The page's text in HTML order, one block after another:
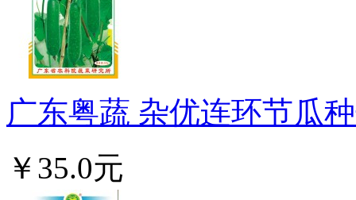
广东粤蔬 杂优连环节瓜
￥35.0元